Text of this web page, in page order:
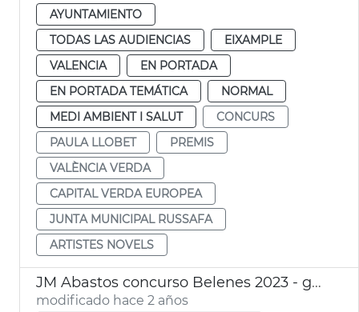
AYUNTAMIENTO
TODAS LAS AUDIENCIAS
EIXAMPLE
VALENCIA
EN PORTADA
EN PORTADA TEMÁTICA
NORMAL
MEDI AMBIENT I SALUT
CONCURS
PAULA LLOBET
PREMIS
VALÈNCIA VERDA
CAPITAL VERDA EUROPEA
JUNTA MUNICIPAL RUSSAFA
ARTISTES NOVELS
JM Abastos concurso Belenes 2023 - galardones
modificado hace 2 años